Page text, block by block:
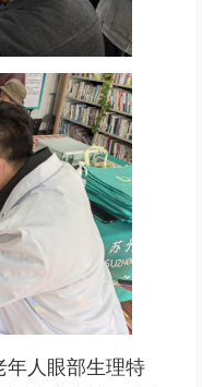
人眼部生理特